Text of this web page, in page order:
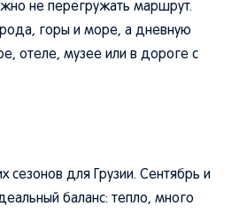
не перегружать маршрут.
горы и море, а дневную
отеле, музее или в дороге с
сезонов для Грузии. Сентябрь и
баланс: тепло, много